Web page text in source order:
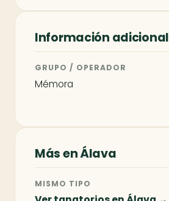
Información adicional
GRUPO / OPERADOR
Mémora
Más en Álava
MISMO TIPO